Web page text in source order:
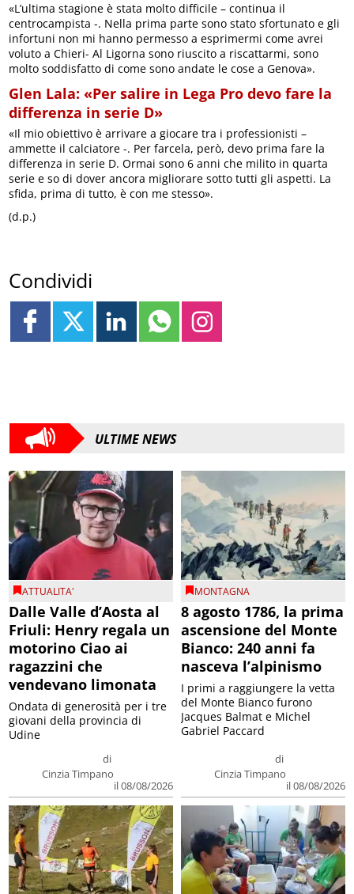
«L’ultima stagione è stata molto difficile – continua il
centrocampista -. Nella prima parte sono stato sfortunato e gli
infortuni non mi hanno permesso a esprimermi come avrei
voluto a Chieri- Al Ligorna sono riuscito a riscattarmi, sono
molto soddisfatto di come sono andate le cose a Genova».
Glen Lala: «Per salire in Lega Pro devo fare la
differenza in serie D»
«Il mio obiettivo è arrivare a giocare tra i professionisti –
ammette il calciatore -. Per farcela, però, devo prima fare la
differenza in serie D. Ormai sono 6 anni che milito in quarta
serie e so di dover ancora migliorare sotto tutti gli aspetti. La
sfida, prima di tutto, è con me stesso».
(d.p.)
Condividi
ULTIME NEWS
ATTUALITA'
Dalle Valle d’Aosta al
Friuli: Henry regala un
motorino Ciao ai
ragazzini che
vendevano limonata
di
Cinzia Timpano
il 08/08/2026
Ondata di generosità per i tre
giovani della provincia di
Udine
MONTAGNA
8 agosto 1786, la prima
ascensione del Monte
Bianco: 240 anni fa
nasceva l’alpinismo
di
Cinzia Timpano
il 08/08/2026
I primi a raggiungere la vetta
del Monte Bianco furono
Jacques Balmat e Michel
Gabriel Paccard